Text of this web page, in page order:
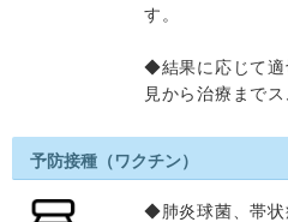
す。
◆結果に応じて適
見から治療まで
予防接種（ワクチン）
◆肺炎球菌、帯状